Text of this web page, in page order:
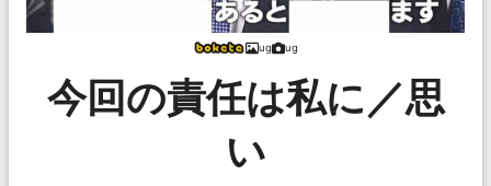
ug ug
今回の責任は私に／思
い